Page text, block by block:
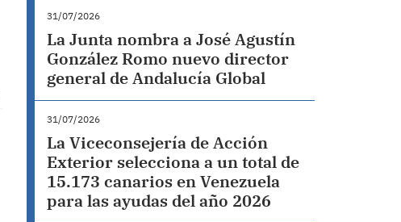
31/07/2026
La Junta nombra a José Agustín
González Romo nuevo director
general de Andalucía Global
31/07/2026
La Viceconsejería de Acción
Exterior selecciona a un total de
15.173 canarios en Venezuela
para las ayudas del año 2026